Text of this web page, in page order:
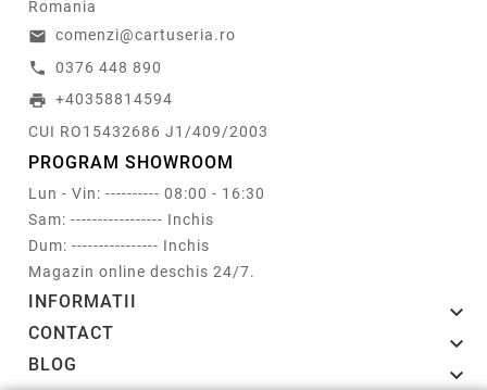
Romania
email comenzi@cartuseria.ro
call 0376 448 890
print +40358814594
CUI RO15432686 J1/409/2003
PROGRAM SHOWROOM
Lun - Vin: ---------- 08:00 - 16:30
Sam: ----------------- Inchis
Dum: ---------------- Inchis
Magazin online deschis 24/7.
INFORMATII 
CONTACT 
BLOG 